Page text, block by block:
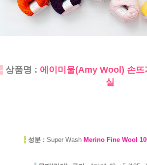
- 상품명 : 에이미울(Amy Wool) 손뜨
실
- 성분 : Super Wash Merino Fine Wool